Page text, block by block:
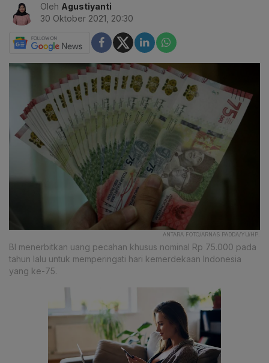
Oleh Agustiyanti
30 Oktober 2021, 20:30
ANTARA FOTO/ARNAS PADDA/YU/HP.
BI menerbitkan uang pecahan khusus nominal Rp 75.000 pada
tahun lalu untuk memperingati hari kemerdekaan Indonesia
yang ke-75.